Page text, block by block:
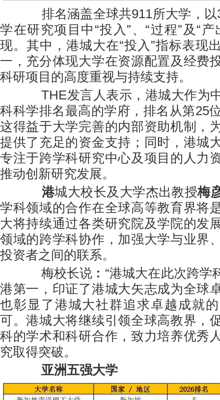
排名涵盖全球共911所大学，以
学在研究项目中“投入”、“过程”及“
现。其中，港城大在“投入”指标表现
一，充分体现大学在资源配置及经费
科研项目的高度重视与持续支持。
THE发言人表示，港城大作为
科科学排名最高的学府，排名从第25
这得益于大学完善的内部资助机制，
提供了充足的资金支持；同时，港城
专注于跨学科研究中心及项目的人力
推动创新研究发展。
港城大校长及大学杰出教授梅
学科领域的合作在全球高等教育界将
大将持续通过各类研究院及学院的发
领域的跨学科协作，加强大学与业界
投资者之间的联系。
梅校长说︰“港城大在此次跨学
港第一，印证了港城大矢志成为全球
也彰显了港城大社群追求卓越成就
可。港城大将继续引领全球高教界，
科的学术和科研合作，致力培养优秀
究取得突破。
亚洲五强大学